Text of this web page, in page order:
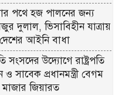
পথে হজ পালনের জন্য
দুলাল, ভিসাবিহীন যাত্রায়
আইনি বাধা
সংসদের উদ্যোগে রাষ্ট্রপতি
সাবেক প্রধানমন্ত্রী বেগম
মাজার জিয়ারত